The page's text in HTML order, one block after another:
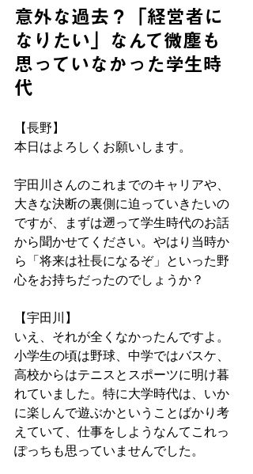
意外な過去？「経営者に
なりたい」なんて微塵も
思っていなかった学生時
代
【長野】
本日はよろしくお願いします。
宇田川さんのこれまでのキャリアや、
大きな決断の裏側に迫っていきたいの
ですが、まずは遡って学生時代のお話
から聞かせてください。やはり当時か
ら「将来は社長になるぞ」といった野
心をお持ちだったのでしょうか？
【宇田川】
いえ、それが全くなかったんですよ。
小学生の頃は野球、中学ではバスケ、
高校からはテニスとスポーツに明け暮
れていました。特に大学時代は、いか
に楽しんで遊ぶかということばかり考
えていて、仕事をしようなんてこれっ
ぽっちも思っていませんでした。